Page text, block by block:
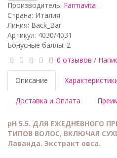
Производитель: Farmavita
Страна: Италия
Линия: Back_Bar
Артикул: 4030/4031
Бонусные баллы: 2
0 отзывов /
Описание
Доставка и Оплата
pH 5.5. ДЛЯ ЕЖЕДНЕВНОГО
ТИПОВ ВОЛОС, ВКЛЮЧАЯ
Лаванда. Экстракт овса.